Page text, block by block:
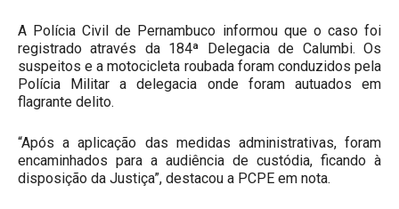
A Polícia Civil de Pernambuco informou que o caso foi
registrado através da 184ª Delegacia de Calumbi. Os
suspeitos e a motocicleta roubada foram conduzidos pela
Polícia Militar a delegacia onde foram autuados em
flagrante delito.
“Após a aplicação das medidas administrativas, foram
encaminhados para a audiência de custódia, ficando à
disposição da Justiça”, destacou a PCPE em nota.